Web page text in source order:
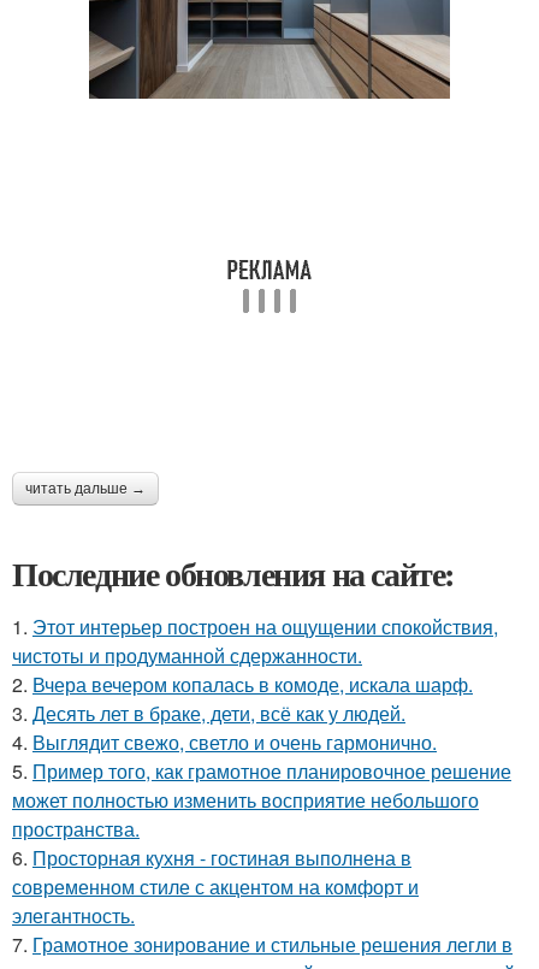
читать дальше →
Последние обновления на сайте:
1. Этот интерьер построен на ощущении спокойствия,
чистоты и продуманной сдержанности.
2. Вчера вечером копалась в комоде, искала шарф.
3. Десять лет в браке, дети, всё как у людей.
4. Выглядит свежо, светло и очень гармонично.
5. Пример того, как грамотное планировочное решение
может полностью изменить восприятие небольшого
пространства.
6. Просторная кухня - гостиная выполнена в
современном стиле с акцентом на комфорт и
элегантность.
7. Грамотное зонирование и стильные решения легли в